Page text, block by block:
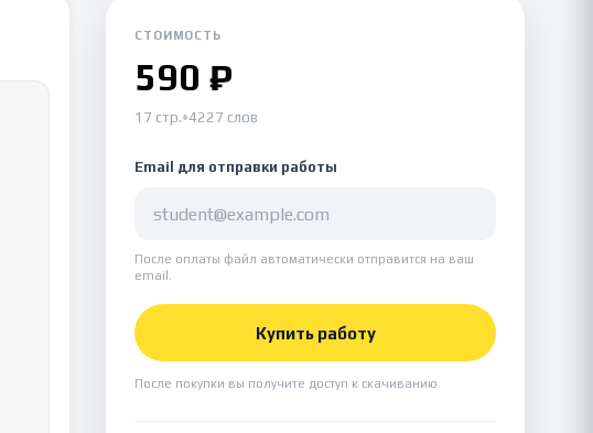
СТОИМОСТЬ
590 ₽
17 стр.•4227 слов
Email для отправки работы
После оплаты файл автоматически отправится на ваш
email.
Купить работу
После покупки вы получите доступ к скачиванию.